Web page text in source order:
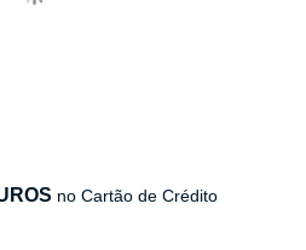
no Cartão de Crédito